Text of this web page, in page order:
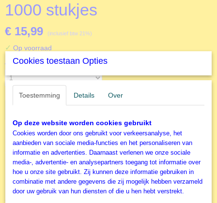
1000 stukjes
€ 15,99 (inclusief btw 21%)
✓ Op voorraad
Aantal
Specificaties
Productcode
F00145
EAN code
3663384501456
Cookies toestaan Opties
Toestemming Details Over
Op deze website worden cookies gebruikt
Cookies worden door ons gebruikt voor verkeersanalyse, het
aanbieden van sociale media-functies en het personaliseren van
informatie en advertenties. Daarnaast verlenen we onze sociale
media-, advertentie- en analysepartners toegang tot informatie over
hoe u onze site gebruikt. Zij kunnen deze informatie gebruiken in
combinatie met andere gegevens die zij mogelijk hebben verzameld
door uw gebruik van hun diensten of die u hen hebt verstrekt.